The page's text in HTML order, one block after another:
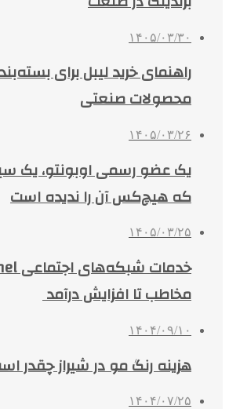
۱۴۰۵/۰۳/۳۰
راهنمای خرید لیبل برای
محصولات صنعتی
۱۴۰۵/۰۳/۲۶
یک عضو رسمی اوبونتو، یک
که هیچ‌کس آن را ندیده است
۱۴۰۵/۰۳/۲۵
مخاطب تا افزایش درآمد
۱۴۰۴/۰۹/۱۰
هزینه رنگ مو در شیراز چقدر
۱۴۰۴/۰۷/۲۵